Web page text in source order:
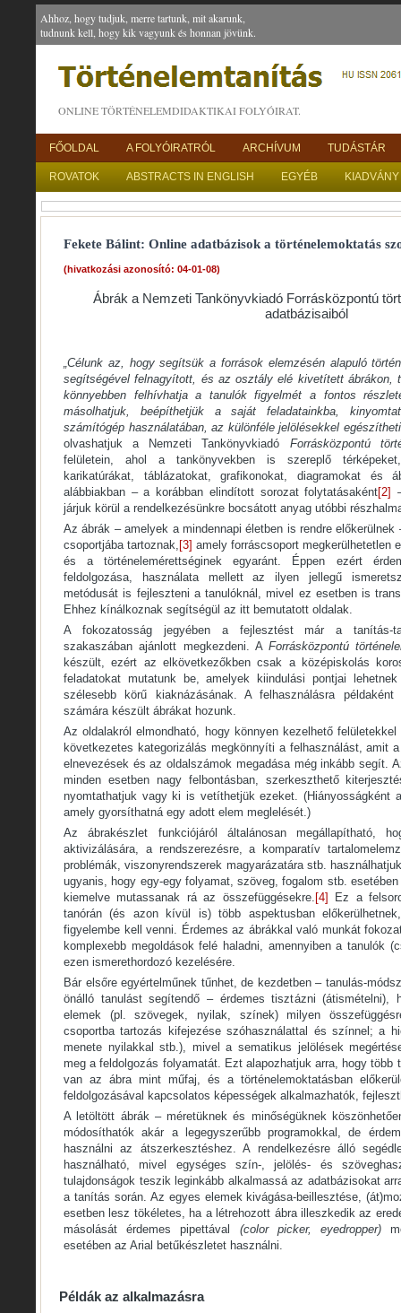
Ahhoz, hogy tudjuk, merre tartunk, mit akarunk,
tudnunk kell, hogy kik vagyunk és honnan jövünk.
ONLINE TÖRTÉNELEMDIDAKTIKAI FOLYÓIRAT.
FŐOLDAL A FOLYÓIRATRÓL ARCHÍVUM TUDÁSTÁR
ROVATOK ABSTRACTS IN ENGLISH EGYÉB
Fekete Bálint: Online adatbázisok a történelemoktatás
(hivatkozási azonosító: 04-01-08)
Ábrák a Nemzeti Tankönyvkiadó Forrásközpontú
adatbázisaiból
„Célunk az, hogy segítsük a források elemzésén alapuló
segítségével felnagyított, és az osztály elé kivetített ábrákon,
könnyebben felhívhatja a tanulók figyelmét a fontos
másolhatjuk, beépíthetjük a saját feladatainkba,
számítógép használatában, az különféle jelölésekkel
olvashatjuk a Nemzeti Tankönyvkiadó Forrásközpontú
felületein, ahol a tankönyvekben is szereplő
karikatúrákat, táblázatokat, grafikonokat, diagramokat és
alábbiakban – a korábban elindított sorozat folytatásaként[2]
járjuk körül a rendelkezésünkre bocsátott anyag utóbbi
Az ábrák – amelyek a mindennapi életben is rendre
csoportjába tartoznak, [3] amely forráscsoport megkerülhetetlen
és a történelemérettséginek egyaránt. Éppen ezért
feldolgozása, használata mellett az ilyen jellegű
metódusát is fejleszteni a tanulóknál, mivel ez esetben is
Ehhez kínálkoznak segítségül az itt bemutatott oldalak.
A fokozatosság jegyében a fejlesztést már a tanítás-
szakaszában ajánlott megkezdeni. A Forrásközpontú
készült, ezért az elkövetkezőkben csak a középiskolás
feladatokat mutatunk be, amelyek kiindulási pontjai
szélesebb körű kiaknázásának. A felhasználásra
számára készült ábrákat hozunk.
Az oldalakról elmondható, hogy könnyen kezelhető
következetes kategorizálás megkönnyíti a felhasználást, amit
elnevezések és az oldalszámok megadása még inkább segít.
minden esetben nagy felbontásban, szerkeszthető
nyomtathatjuk vagy ki is vetíthetjük ezeket. (Hiányosságként
amely gyorsíthatná egy adott elem meglelését.)
Az ábrakészlet funkciójáról általánosan megállapítható,
aktivizálására, a rendszerezésre, a komparatív
problémák, viszonyrendszerek magyarázatára stb.
ugyanis, hogy egy-egy folyamat, szöveg, fogalom stb.
kiemelve mutassanak rá az összefüggésekre. [4]
Ez a
tanórán (és azon kívül is) több aspektusban
figyelembe kell venni. Érdemes az ábrákkal való munkát
komplexebb megoldások felé haladni, amennyiben a tanulók
ezen ismerethordozó kezelésére.
Bár elsőre egyértelműnek tűnhet, de kezdetben – tanulás-
önálló tanulást segítendő – érdemes tisztázni (átismételni),
elemek (pl. szövegek, nyilak, színek) milyen
csoportba tartozás kifejezése szóhasználattal és színnel; a
menete nyilakkal stb.), mivel a sematikus jelölések
meg a feldolgozás folyamatát. Ezt alapozhatjuk arra, hogy több
van az ábra mint műfaj, és a történelemoktatásban
feldolgozásával kapcsolatos képességek alkalmazhatók,
A letöltött ábrák – méretüknek és minőségüknek
módosíthatók akár a legegyszerűbb programokkal, de
használni az átszerkesztéshez. A rendelkezésre álló
használható, mivel egységes szín-, jelölés- és
tulajdonságok teszik leginkább alkalmassá az adatbázisokat
a tanítás során. Az egyes elemek kivágása-beillesztése,
esetben lesz tökéletes, ha a létrehozott ábra illeszkedik az
másolását érdemes pipettával (color picker, eyedropper)
esetében az Arial betűkészletet használni.
Példák az alkalmazásra